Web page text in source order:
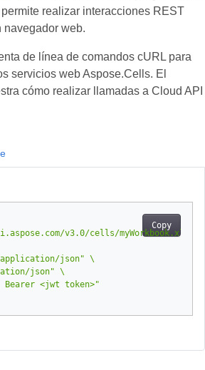
realizar interacciones REST
navegador web.
de línea de comandos cURL para
servicios web Aspose.Cells. El
cómo realizar llamadas a Cloud API
Copy
v3.0/cells/myWorkbook.xlsx/
application/json"
json"
<jwt token>"